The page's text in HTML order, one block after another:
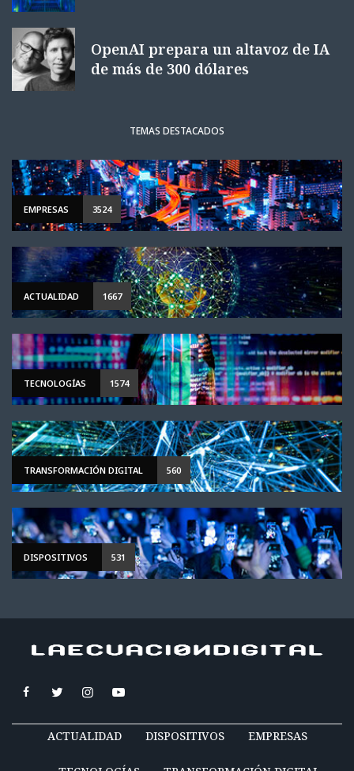
OpenAI prepara un altavoz de IA
de más de 300 dólares
TEMAS DESTACADOS
EMPRESAS 3524
ACTUALIDAD 1667
TECNOLOGÍAS 1574
TRANSFORMACIÓN DIGITAL 560
DISPOSITIVOS 531
ACTUALIDAD DISPOSITIVOS EMPRESAS